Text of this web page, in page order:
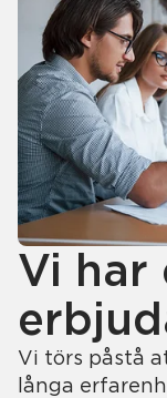
Vi
Vi törs påstå
långa